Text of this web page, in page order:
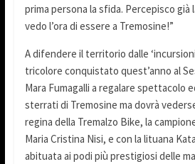
prima persona la sfida. Percepisco già
vedo l’ora di essere a Tremosine!”
A difendere il territorio dalle
tricolore conquistato quest’anno al
Mara Fumagalli a regalare spettacolo
sterrati di Tremosine ma dovrà
regina della Tremalzo Bike, la
Maria Cristina Nisi, e con la lituana
abituata ai podi più prestigiosi delle